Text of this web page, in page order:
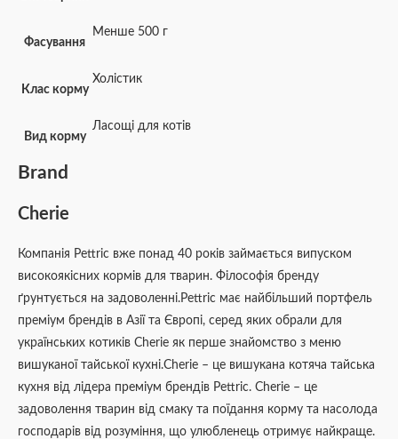
Фасування
Менше 500 г
Клас корму
Холістик
Вид корму
Ласощі для котів
Brand
Cherie
Компанія Pettric вже понад 40 років займається випуском
високоякісних кормів для тварин. Філософія бренду
ґрунтується на задоволенні.Pettric має найбільший портфель
преміум брендів в Азії та Європі, серед яких обрали для
українських котиків Cherie як перше знайомство з меню
вишуканої тайської кухні.Cherie – це вишукана котяча тайська
кухня від лідера преміум брендів Pettric. Cherie – це
задоволення тварин від смаку та поїдання корму та насолода
господарів від розуміння, що улюбленець отримує найкраще.